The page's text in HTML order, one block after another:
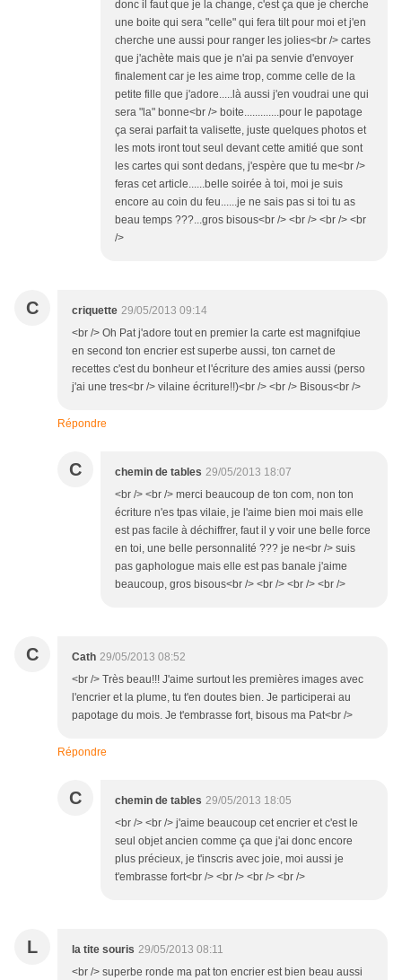
donc il faut que je la change, c'est ça que je cherche
une boite qui sera "celle" qui fera tilt pour moi et j'en
cherche une aussi pour ranger les jolies<br /> cartes
que j'achète mais que je n'ai pa senvie d'envoyer
finalement car je les aime trop, comme celle de la
petite fille que j'adore.....là aussi j'en voudrai une qui
sera "la" bonne<br /> boite.............pour le papotage
ça serai parfait ta valisette, juste quelques photos et
les mots iront tout seul devant cette amitié que sont
les cartes qui sont dedans, j'espère que tu me<br />
feras cet article......belle soirée à toi, moi je suis
encore au coin du feu......je ne sais pas si toi tu as
beau temps ???...gros bisous<br /> <br /> <br /> <br
/>
C criquette 29/05/2013 09:14
<br /> Oh Pat j'adore tout en premier la carte est magnifqiue
en second ton encrier est superbe aussi, ton carnet de
recettes c'est du bonheur et l'écriture des amies aussi (perso
j'ai une tres<br /> vilaine écriture!!)<br /> <br /> Bisous<br />
Répondre
C chemin de tables 29/05/2013 18:07
<br /> <br /> merci beaucoup de ton com, non ton
écriture n'es tpas vilaie, je l'aime bien moi mais elle
est pas facile à déchiffrer, faut il y voir une belle force
en toi, une belle personnalité ??? je ne<br /> suis
pas gaphologue mais elle est pas banale j'aime
beaucoup, gros bisous<br /> <br /> <br /> <br />
C Cath 29/05/2013 08:52
<br /> Très beau!!! J'aime surtout les premières images avec
l'encrier et la plume, tu t'en doutes bien. Je participerai au
papotage du mois. Je t'embrasse fort, bisous ma Pat<br />
Répondre
C chemin de tables 29/05/2013 18:05
<br /> <br /> j'aime beaucoup cet encrier et c'est le
seul objet ancien comme ça que j'ai donc encore
plus précieux, je t'inscris avec joie, moi aussi je
t'embrasse fort<br /> <br /> <br /> <br />
L la tite souris 29/05/2013 08:11
<br /> superbe ronde ma pat ton encrier est bien beau aussi